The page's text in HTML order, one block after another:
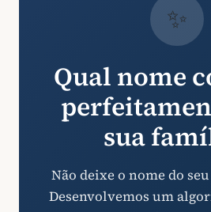
✨
Qual nome
sua
Não deixe o nome do
Desenvolvemos um